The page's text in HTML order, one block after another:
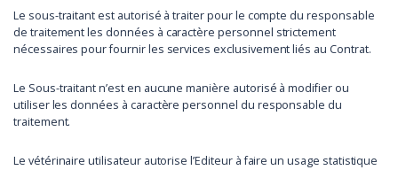
Le sous-traitant est autorisé à traiter pour le compte du responsable
de traitement les données à caractère personnel strictement
nécessaires pour fournir les services exclusivement liés au Contrat.
Le Sous-traitant n’est en aucune manière autorisé à modifier ou
utiliser les données à caractère personnel du responsable du
traitement.
Le vétérinaire utilisateur autorise l’Editeur à faire un usage statistique